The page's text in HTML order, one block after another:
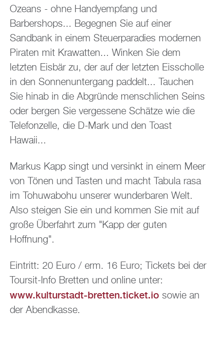
Ozeans - ohne Handyempfang und
Barbershops... Begegnen Sie auf einer
Sandbank in einem Steuerparadies modernen
Piraten mit Krawatten... Winken Sie dem
letzten Eisbär zu, der auf der letzten Eisscholle
in den Sonnenuntergang paddelt... Tauchen
Sie hinab in die Abgründe menschlichen Seins
oder bergen Sie vergessene Schätze wie die
Telefonzelle, die D-Mark und den Toast
Hawaii...
Markus Kapp singt und versinkt in einem Meer
von Tönen und Tasten und macht Tabula rasa
im Tohuwabohu unserer wunderbaren Welt.
Also steigen Sie ein und kommen Sie mit auf
große Überfahrt zum "Kapp der guten
Hoffnung".
Eintritt: 20 Euro / erm. 16 Euro; Tickets bei der
Toursit-Info Bretten und online unter:
www.kulturstadt-bretten.ticket.io sowie an
der Abendkasse.